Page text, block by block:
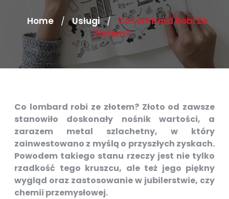
Home / Usługi /
Co Lombard Robi Ze
Złotem?
Co lombard robi ze złotem? Złoto od zawsze
stanowiło doskonały nośnik wartości, a
zarazem metal szlachetny, w który
zainwestowano z myślą o przyszłych zyskach.
Powodem takiego stanu rzeczy jest nie tylko
rzadkość tego kruszcu, ale też jego piękny
wygląd oraz zastosowanie w jubilerstwie, czy
chemii przemysłowej.